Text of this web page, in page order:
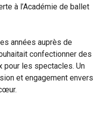
à l’Académie de ballet
années auprès de
confectionner des
pour les spectacles. Un
et engagement envers